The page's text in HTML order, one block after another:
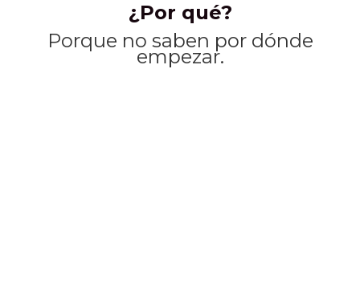
¿Por qué?
Porque no saben por dónde
empezar.